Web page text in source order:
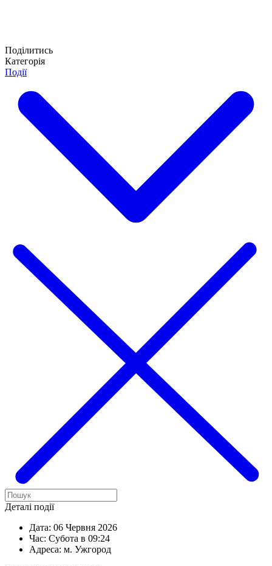
Поділитись
Категорія
Події
Деталі події
Дата: 06 Червня 2026
Час: Субота в 09:24
Адреса: м. Ужгород